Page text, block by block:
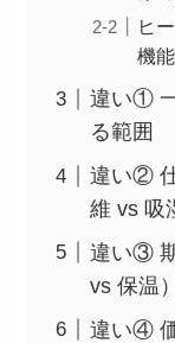
ヒ
機
違い①
る範囲
違い②
維 vs 吸
違い③
vs 保温）
違い④